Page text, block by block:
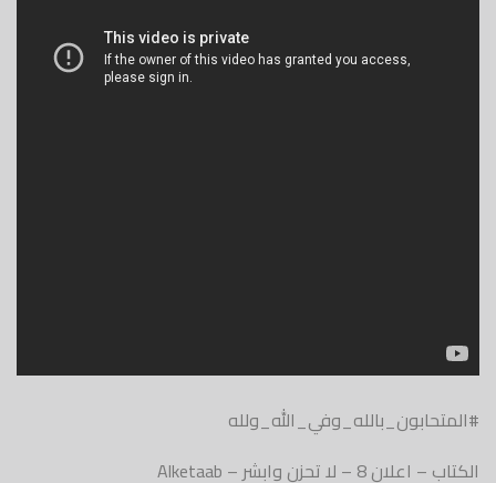
#المتحابون_بالله_وفي_الله_ولله
الكتاب – اعلان 8 – لا تحزن وابشر – Alketaab